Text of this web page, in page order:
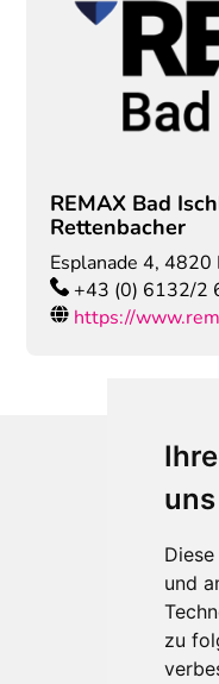
und
zu
REMAX Bad
Rettenbacher
Esplanade 4,4820
+43 (0) 6132/2
https://